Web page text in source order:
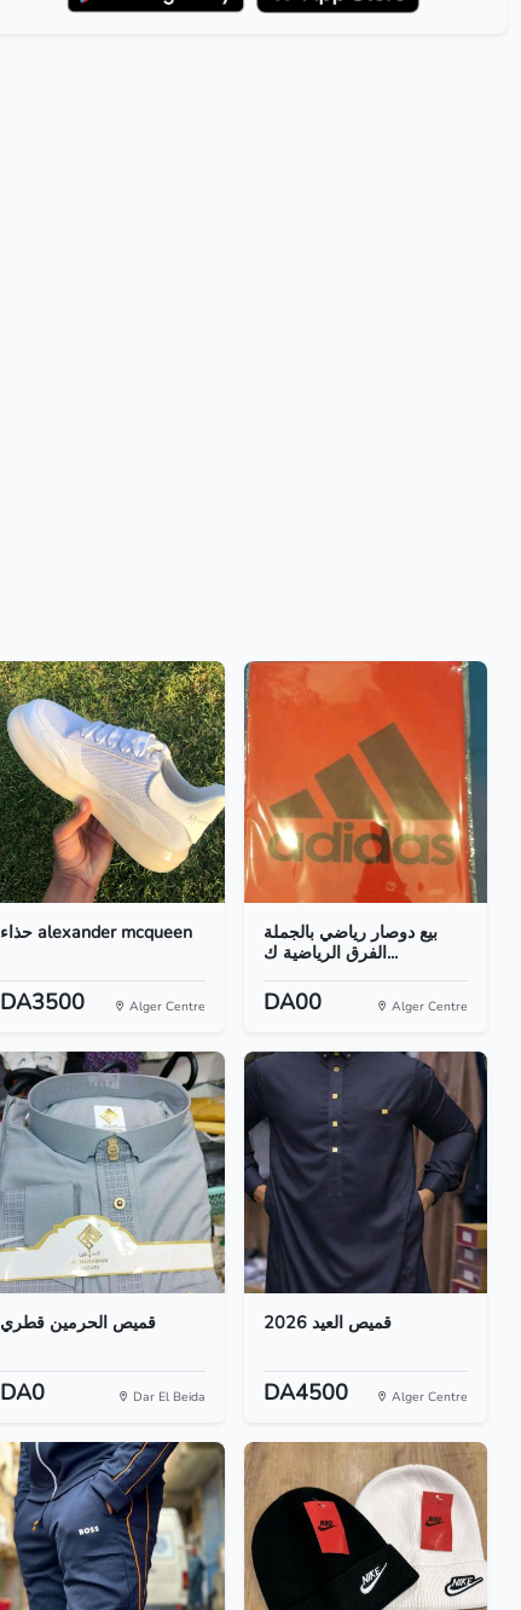
حذاء alexander mcqueen
DA3500 Alger Centre
بيع دوصار رياضي بالجملة
الفرق الرياضية ك...
DA00 Alger Centre
قميص الحرمين قطري
DA0 Dar El Beida
قميص العيد 2026
DA4500 Alger Centre